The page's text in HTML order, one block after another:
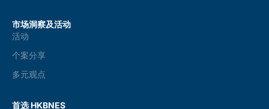
市场洞察及活动
活动
个案分享
多元观点
首选 HKBNES